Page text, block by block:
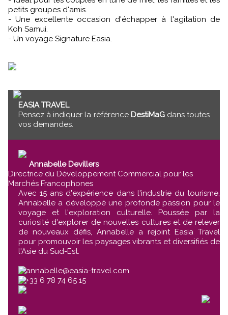
petits groupes d'amis.
- Une excellente occasion d'échapper à l'agitation de
Koh Samui.
- Un voyage Signature Easia.
EASIA TRAVEL
Pensez à indiquer la référence DestiMaGdans toutes
vos demandes.
Annabelle Devillers
Directrice du Développement Commercial pour les
Marchés Francophones
Avec 15 ans d'expérience dans l'industrie du tourisme,
Annabelle a développé une profonde passion pour le
voyage et l'exploration culturelle. Poussée par la
curiosité d'explorer de nouvelles cultures et de relever
de nouveaux défis, Annabelle a rejoint Easia Travel
pour promouvoir les paysages vibrants et diversifiés de
l'Asie du Sud-Est.
annabelle@easia-travel.com
+33 6 78 74 65 15